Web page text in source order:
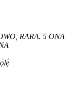
RARA. 5 ONA